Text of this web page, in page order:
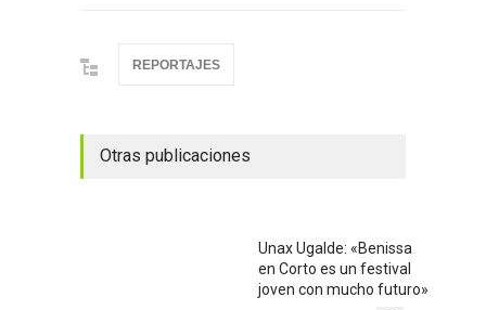
REPORTAJES
Otras publicaciones
Unax Ugalde: «Benissa
en Corto es un festival
joven con mucho futuro»